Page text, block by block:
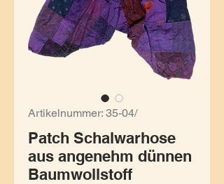
Artikelnummer: 35-04/
Patch Schalwarhose
aus angenehm dünnen
Baumwollstoff